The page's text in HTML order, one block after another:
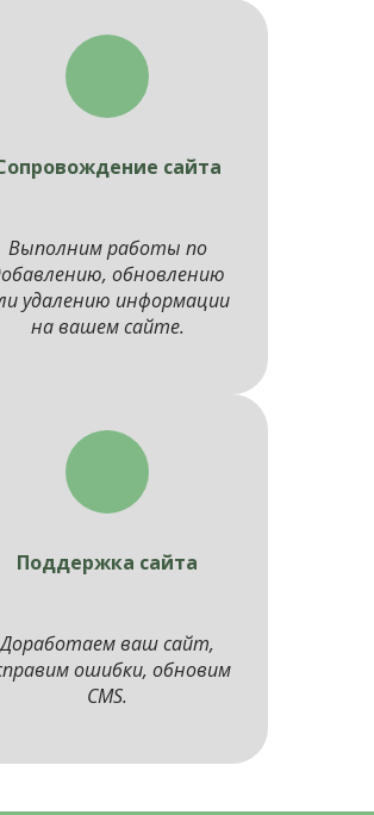
сайта
Выполним работы по
обновлению
удалению информации
на вашем сайте.
Поддержка сайта
Доработаем ваш сайт,
ошибки, обновим
CMS.